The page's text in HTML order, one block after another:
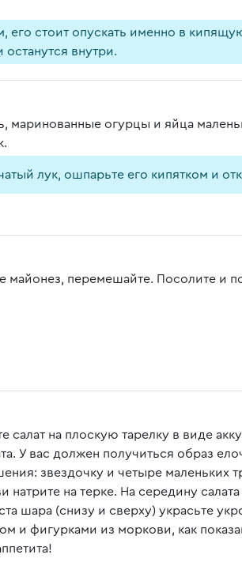
стоит опускать именно в
останутся внутри.
маринованные огурцы и яйца
лук, ошпарьте его кипятком и
перемешайте. Посолите и
на плоскую тарелку в виде
У вас должен получиться образ
звездочку и четыре маленьких
на терке. На середину
шара (снизу и сверху) украсьте
и фигурками из моркови, как